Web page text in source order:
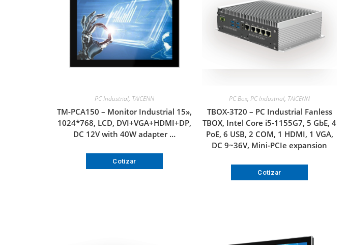
PC Industrial, TAICENN
TM-PCA150 – Monitor Industrial 15»,
1024*768, LCD, DVI+VGA+HDMI+DP,
DC 12V with 40W adapter …
Cotizar
PC Box, PC Industrial, TAICENN
TBOX-3T20 – PC Industrial Fanless
TBOX, Intel Core i5-1155G7, 5 GbE, 4
PoE, 6 USB, 2 COM, 1 HDMI, 1 VGA,
DC 9~36V, Mini-PCIe expansion
Cotizar